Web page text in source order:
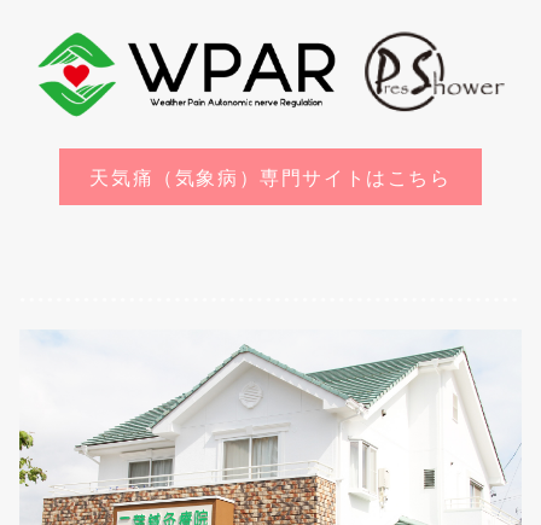
天気痛（気象病）専門サイトはこちら